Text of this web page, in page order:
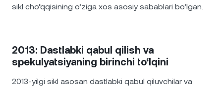
sikl cho‘qqisining o‘ziga xos asosiy sabablari bo‘lgan.
2013: Dastlabki qabul qilish va
spekulyatsiyaning birinchi to‘lqini
2013-yilgi sikl asosan dastlabki qabul qiluvchilar va